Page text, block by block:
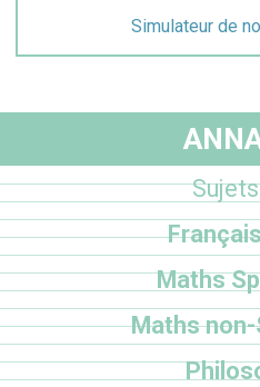
Simulateur de
Sujets
Maths
Maths